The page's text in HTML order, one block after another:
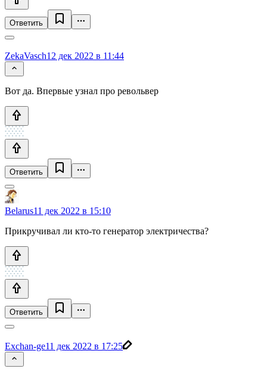
Ответить
ZekaVasch12 дек 2022 в 11:44
Вот да. Впервые узнал про револьвер
Ответить
Belarus11 дек 2022 в 15:10
Прикручивал ли кто-то генератор электричества?
Ответить
Exchan-ge11 дек 2022 в 17:25